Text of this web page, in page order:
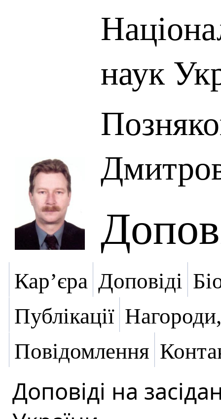
наук
Кар’єра Доповіді
Публікації
Повідомлення
Доповіді на